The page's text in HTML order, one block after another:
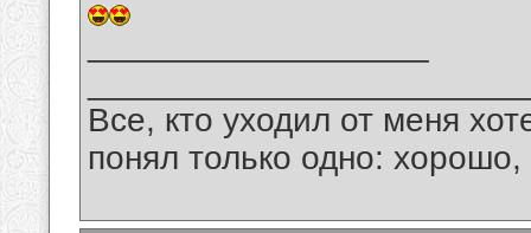
Все, кто уходил от меня
понял только одно: